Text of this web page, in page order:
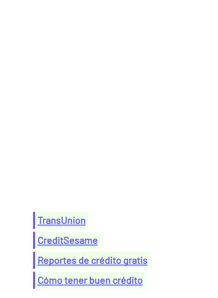
TransUnion
CreditSesame
Reportes de crédito gratis
Cómo tener buen crédito